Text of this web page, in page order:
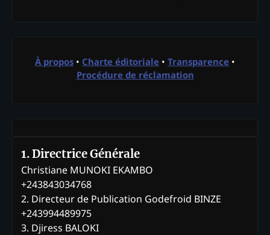
À propos • Charte éditoriale • Transparence •
Procédure de réclamation
1. Directrice Générale
Christiane MUNOKI EKAMBO
+243843034768
2. Directeur de Publication Godefroid BINZE
+243994489975
3. Djiress BALOKI